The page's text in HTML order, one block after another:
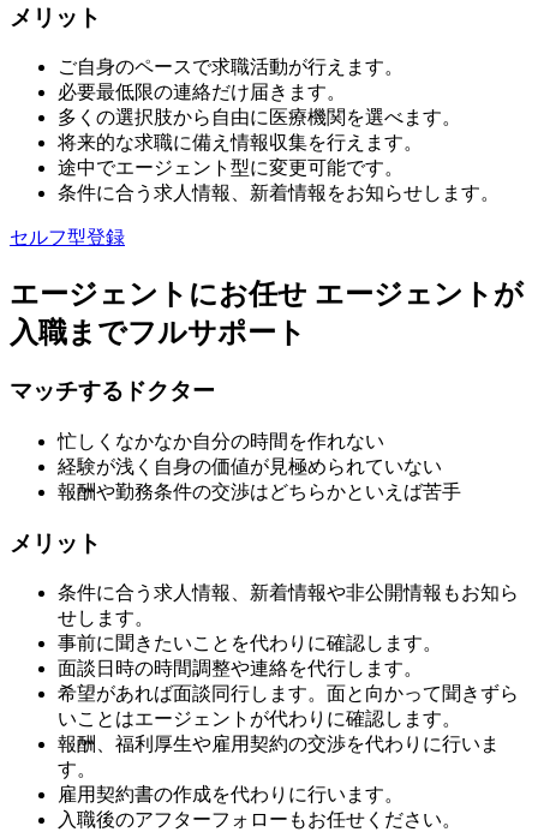
メリット
ご自身のペースで求職活動が行えます。
必要最低限の連絡だけ届きます。
多くの選択肢から自由に医療機関を選べます。
将来的な求職に備え情報収集を行えます。
途中でエージェント型に変更可能です。
条件に合う求人情報、新着情報をお知らせします。
セルフ型登録
エージェントにお任せ エージェントが
入職までフルサポート
マッチするドクター
忙しくなかなか自分の時間を作れない
経験が浅く自身の価値が見極められていない
報酬や勤務条件の交渉はどちらかといえば苦手
メリット
条件に合う求人情報、新着情報や非公開情報もお知ら
せします。
事前に聞きたいことを代わりに確認します。
面談日時の時間調整や連絡を代行します。
希望があれば面談同行します。面と向かって聞きずら
いことはエージェントが代わりに確認します。
報酬、福利厚生や雇用契約の交渉を代わりに行いま
す。
雇用契約書の作成を代わりに行います。
入職後のアフターフォローもお任せください。